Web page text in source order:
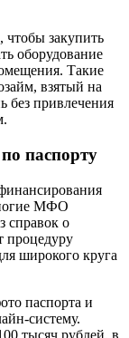
чтобы закупить
оборудование
Такие
взятый на
без привлечения
паспорту
МФО
справок о
процедуру
широкого круга
паспорта и
систему.
тысяч рублей, в